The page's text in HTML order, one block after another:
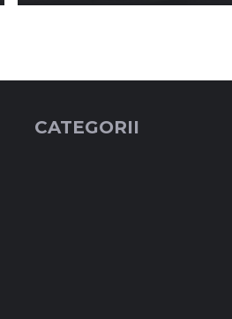
CATEGORII